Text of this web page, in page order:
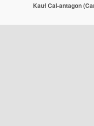
Kauf Cal-antagon